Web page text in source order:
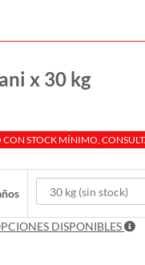
x 30 kg
CON STOCK MÍNIMO,
DISPONIBLES